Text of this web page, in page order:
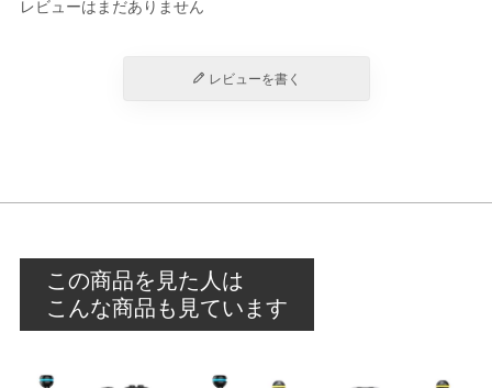
レビューはまだありません
レビューを書く
この商品を見た人は
こんな商品も見ています